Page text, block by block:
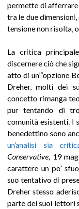
permette di afferrare
tra le due
tensione non risolta,
La critica
discernere ciò che
atto di un’“opzione
Dreher, molti dei
concetto rimanga
pur tentando di
comunità esistenti. I
benedettino sono
un’analisi sia
Conservative , 19
carattere un po’
suo tentativo di
Dreher stesso
parte dei suoi lettori